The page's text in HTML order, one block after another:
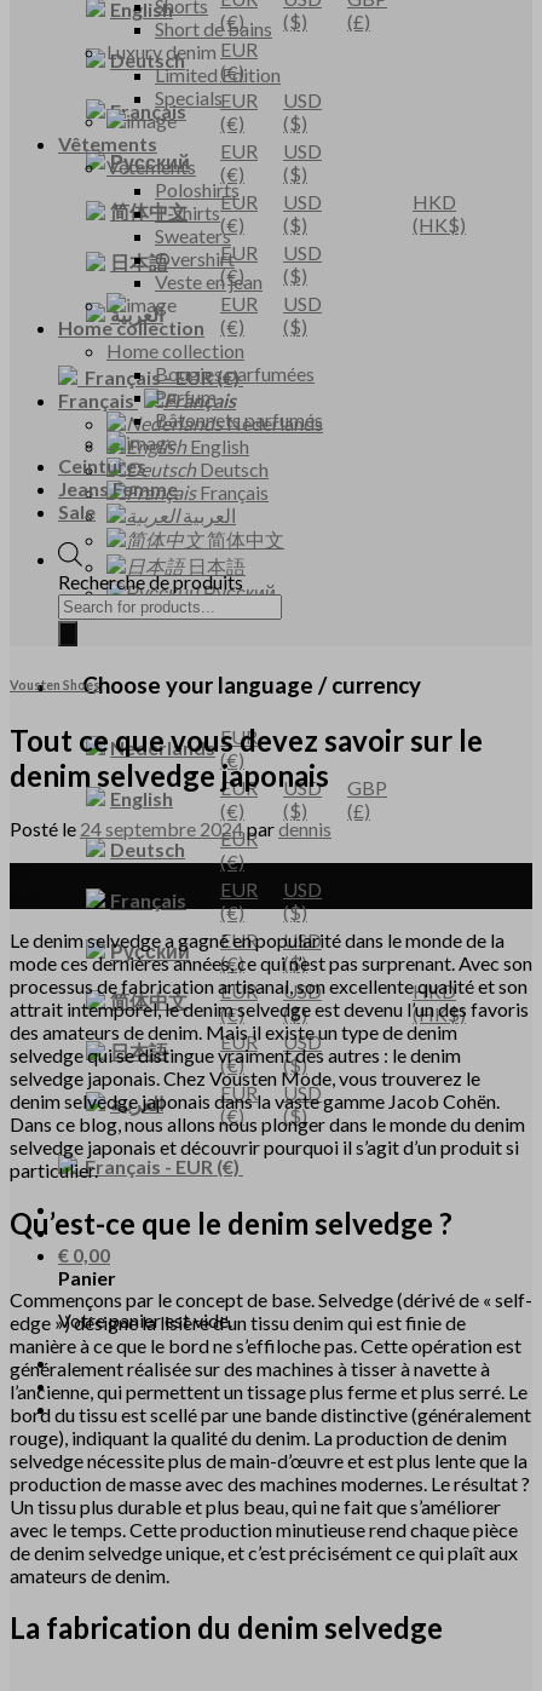
English
(€)
($)
(£)
Deutsch
EUR
(€)
Français
EUR
(€)
USD
($)
Русский
EUR
(€)
USD
($)
简体中文
EUR
(€)
USD
($)
HKD
(HK$)
日本語
EUR
(€)
USD
($)
العربية
EUR
(€)
USD
($)
Français-EUR(€)
Français
Nederlands
English
Deutsch
Français
العربية
简体中文
日本語
Русский
Choose your language / currency
Nederlands EUR
(€)
English
EUR
(€)
USD
($)
GBP
(£)
Deutsch
EUR
(€)
Français
EUR
(€)
USD
($)
Русский
EUR
(€)
USD
($)
简体中文
EUR
(€)
USD
($)
HKD
(HK$)
日本語
EUR
(€)
USD
($)
العربية
EUR
(€)
USD
($)
Français - EUR (€)
€ 0,00
Panier
Votre panier est vide.
Shorts
Short de bains
Luxury denim
Limited Edition
Specials
Vêtements
Vêtements
Poloshirts
T-shirts
Sweaters
Overshirt
Veste en jean
Home collection
Home collection
Bougies parfumées
Parfum
Bâtonnets parfumés
Ceintures
Jeans Femme
Sale
Recherche de produits
Vousten Shoes
Tout ce que vous devez savoir sur le
denim selvedge japonais
Posté le 24 septembre 2024pardennis
Le denim selvedge a gagné en popularité dans le monde de la
mode ces dernières années, ce qui n’est pas surprenant. Avec son
processus de fabrication artisanal, son excellente qualité et son
attrait intemporel, le denim selvedge est devenu l’un des favoris
des amateurs de denim. Mais il existe un type de denim
selvedge qui se distingue vraiment des autres : le denim
selvedge japonais. Chez Vousten Mode, vous trouverez le
denim selvedge japonais dans la vaste gamme Jacob Cohën.
Dans ce blog, nous allons nous plonger dans le monde du denim
selvedge japonais et découvrir pourquoi il s’agit d’un produit si
particulier.
Qu’est-ce que le denim selvedge ?
Commençons par le concept de base. Selvedge (dérivé de « self-
edge ») désigne la lisière d’un tissu denim qui est finie de
manière à ce que le bord ne s’effiloche pas. Cette opération est
généralement réalisée sur des machines à tisser à navette à
l’ancienne, qui permettent un tissage plus ferme et plus serré. Le
bord du tissu est scellé par une bande distinctive (généralement
rouge), indiquant la qualité du denim. La production de denim
selvedge nécessite plus de main-d’œuvre et est plus lente que la
production de masse avec des machines modernes. Le résultat ?
Un tissu plus durable et plus beau, qui ne fait que s’améliorer
avec le temps. Cette production minutieuse rend chaque pièce
de denim selvedge unique, et c’est précisément ce qui plaît aux
amateurs de denim.
La fabrication du denim selvedge